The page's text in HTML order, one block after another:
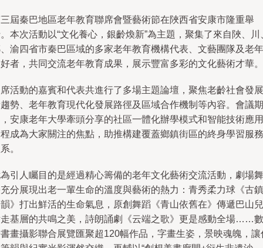
屆秦巴地區老年教育聯席會暨藝術節在陜西省安康市隆重舉
本次活動以“文化養心，銀齡煥新”為主題，聚集了來自陜、川
渝四省市秦巴區域的多家老年教育機構代表、文藝團隊及老年
者，共同交流老年教育成果，展示豐富多彩的文化藝術才華。
活動的嘉賓和代表共進行了多場主題論壇，聚焦老齡社會發展
勢、老年教育現代化發展路徑及區域合作機制等內容。會議期
安康老年大學牽頭分享的社區一體化辦學模式和智能技術應用
成為大家關注的焦點，助推構建覆蓋鄉鎮街區的終身學習服務
。
引人矚目的是經過精心籌備的老年文化藝術交流活動，劇場舞
分展現出老一輩生命的溫度與藝術的熱力：青秀柔力球《古鎮
》打出鮮活的生命氣息，原創舞蹈《青山依舊在》傳遞巴山兒
基層的共鳴之美，詩朗誦劇《云端之歌》更是感動全場……數
畫攝影聯合展覽匯聚超120幅作品，字畫生姿，景映魂魄，讓